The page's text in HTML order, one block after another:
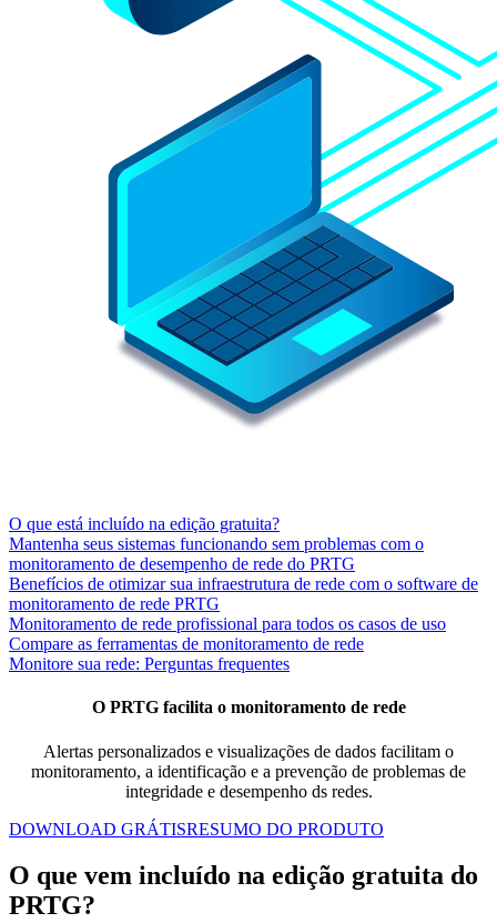
O que está incluído na edição gratuita?
Mantenha seus sistemas funcionando sem problemas com o
monitoramento de desempenho de rede do PRTG
Benefícios de otimizar sua infraestrutura de rede com o software de
monitoramento de rede PRTG
Monitoramento de rede profissional para todos os casos de uso
Compare as ferramentas de monitoramento de rede
Monitore sua rede: Perguntas frequentes
O PRTG facilita o monitoramento de rede
Alertas personalizados e visualizações de dados facilitam o
monitoramento, a identificação e a prevenção de problemas de
integridade e desempenho ds redes.
DOWNLOAD GRÁTISRESUMO DO PRODUTO
O que vem incluído na edição gratuita do
PRTG?